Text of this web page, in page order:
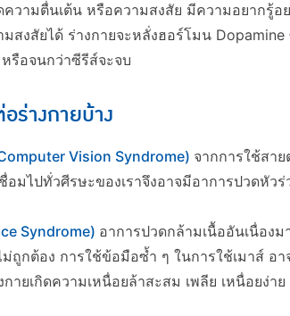
ความตื่นเต้น หรือความสงสัย มีความอยากรู้
สงสัยได้ ร่างกายจะหลั่งฮอร์โมน
หรือจนกว่าซีรีส์จะจบ
ร่างกายบ้าง
Vision Syndrome) จากการใช้สา
อมไปทั่วศีรษะของเราจึงอาจมีอาการปวดหั
Syndrome) อาการปวดกล้ามเนื้ออันเนื่อง
ถูกต้อง การใช้ข้อมือซ้ำ ๆ ในการใช้เมาส์ อ
กายเกิดความเหนื่อยล้าสะสม เพลีย เหนื่อยง่